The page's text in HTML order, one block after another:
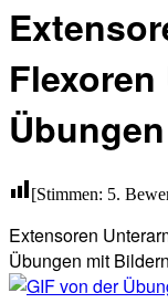
Übungen
[Stimmen: 5.
Extensoren
Übungen mit